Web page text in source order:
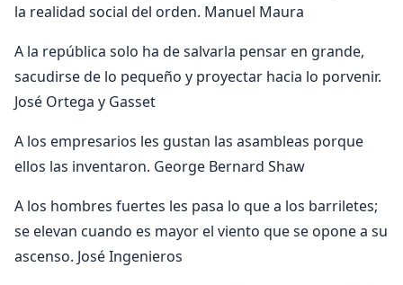
la realidad social del orden. Manuel Maura
A la república solo ha de salvarla pensar en grande,
sacudirse de lo pequeño y proyectar hacia lo porvenir.
José Ortega y Gasset
A los empresarios les gustan las asambleas porque
ellos las inventaron. George Bernard Shaw
A los hombres fuertes les pasa lo que a los barriletes;
se elevan cuando es mayor el viento que se opone a su
ascenso. José Ingenieros